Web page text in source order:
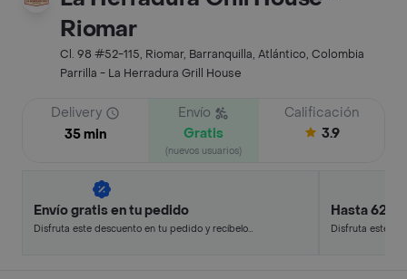
Riomar
Cl. 98 #52-115, Riomar, Barranquilla, Atlántico, Colombia
Parrilla - La Herradura Grill House
Delivery
35 min
Envío
Gratis
(nuevos usuarios)
Calificación
3.9
Envío gratis en tu pedido
Disfruta este descuento en tu pedido y recíbelo
Hasta 62%
Disfruta este